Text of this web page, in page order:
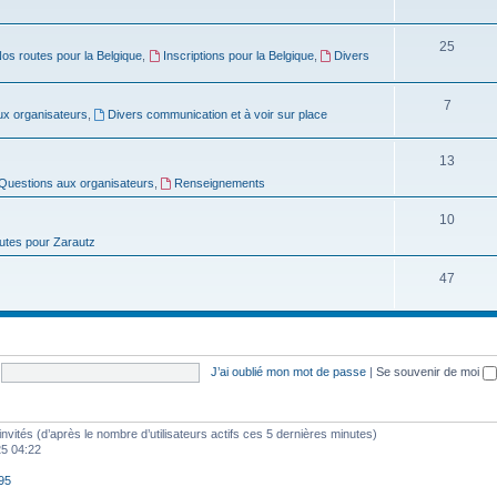
s
j
t
s
routes pour la Belgique, Inscriptions pour la Belgique,
Divers
25
organisateurs Divers communication et à voir sur place
7S
j
t
aux organisateurs Renseignements
13
j
pour Zarautz
10S
47
s
J’ai oublié mon mot de passe | Se souvenir de moi
(d’après le nombre d’utilisateurs actifs ces 5 dernières minutes)
04:22